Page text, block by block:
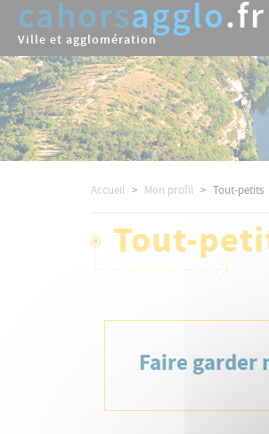
Aller
contenu
principal
cahorsagglo.fr
Ville et agglomération
Accueil Mon profil Tout-petits
Tout-
Faire garder